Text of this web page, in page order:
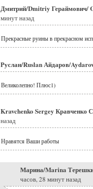
Дмитрий/Dmitriy Гераймович/
минут назад
Прекрасные руины в прекрасном
Руслан/Ruslan Айдаров/
Великолепно! Плюс1)
Kravchenko Sergey Кравченко
назад
Нравятся Ваши работы
Марина/Marina
часов, 28 минут назад